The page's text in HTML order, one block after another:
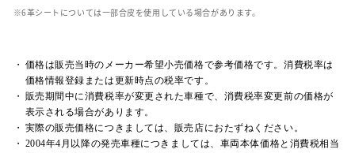
革シートについては一部合皮を使用している場合があります。
価格は販売当時のメーカー希望小売価格で参考価格です。消費税率は
価格情報登録または更新時点の税率です。
販売期間中に消費税率が変更された車種で、消費税率変更前の価格が
表示される場合があります。
実際の販売価格につきましては、販売店におたずねください。
2004年4月以降の発売車種につきましては、車両本体価格と消費税相当